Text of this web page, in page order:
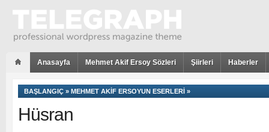
Anasayfa Mehmet Akif Ersoy Sözleri Şiirleri Haberler
BAŞLANGIÇ » MEHMET AKIF ERSOYUN ESERLERI »
Hüsran